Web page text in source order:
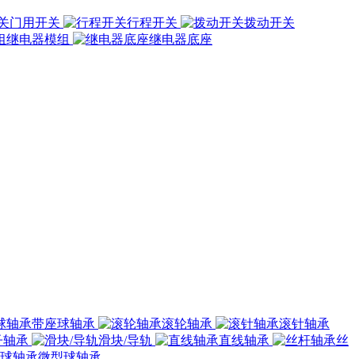
门用开关 行程开关
拨动开关
继电器模组 继电器底座
带座球轴承 滚轮轴承
滚针轴承
轴承 滑块/导轨 直线轴承
丝